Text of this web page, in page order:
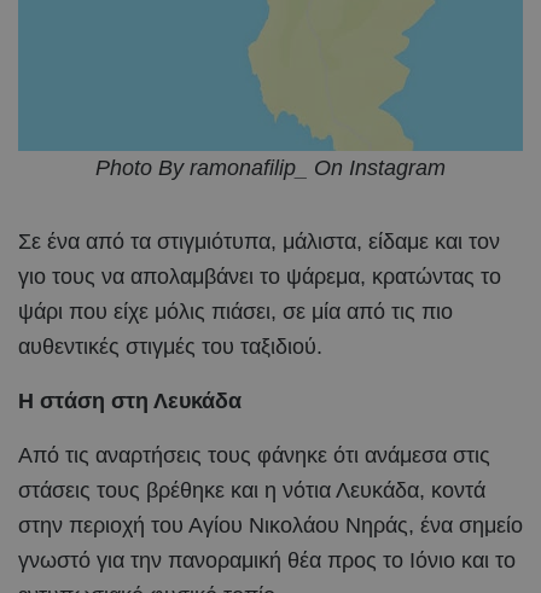
Photo By ramonafilip_ On Instagram
Σε ένα από τα στιγμιότυπα, μάλιστα, είδαμε και τον
γιο τους να απολαμβάνει το ψάρεμα, κρατώντας το
ψάρι που είχε μόλις πιάσει, σε μία από τις πιο
αυθεντικές στιγμές του ταξιδιού.
Η στάση στη Λευκάδα
Από τις αναρτήσεις τους φάνηκε ότι ανάμεσα στις
στάσεις τους βρέθηκε και η νότια Λευκάδα, κοντά
στην περιοχή του Αγίου Νικολάου Νηράς, ένα σημείο
γνωστό για την πανοραμική θέα προς το Ιόνιο και το